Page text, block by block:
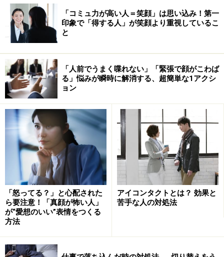
とはいえ、とりあえず笑顔を……と言われても、「どんな
ふうに笑えばいいかわからない」「こわばった顔で無理
に笑顔をつくっても不自然な表情になるだけでは？」
「一瞬なら笑顔を作れても、スピーチなどでは笑顔で話
し続けるなんて無理」と思う人もいるでしょう。
これは確かにその通りです。だからこそ表情筋のトレー
ニングが必要なのです。
「体」と同じように「顔」にも筋トレが必
体を鍛えるトレーニング、いわゆる「筋トレ」は、いま
「コミュ力が高い人＝笑顔」は思い込み！第一
印象で「得する人」が笑顔より重視しているこ
と
「人前でうまく喋れない」「緊張で顔がこわば
る」悩みが瞬時に解消する、超簡単な1アクシ
ョン
「怒ってる？」と心配された
ら要注意！「真顔が怖い人」
が“愛想のいい”表情をつくる
方法
アイコンタクトとは？ 効果と
苦手な人の対処法